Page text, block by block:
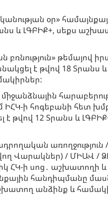
օր»
և ԼԳԲԻՔ+, սեքս
թեմայով
է թվով 18 Տրանս և
ԻՀԿ-ի հոգեբանի հետ
թվով 12 Տրանս և
Վարակներ) / ՄԻԱՎ /
ՀԿ-ի սոց․ աշխատողի և
հանդիպմանը
անձինք և